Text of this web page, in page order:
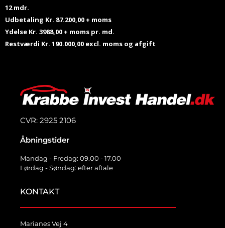
12 mdr.
Udbetaling Kr. 87.200,00 + moms
Ydelse Kr. 3988,00 + moms pr. md.
Restværdi Kr. 190.000,00 excl. moms og afgift
CVR: 2925 2106
Åbningstider
Mandag - Fredag: 09.00 - 17.00
Lørdag - Søndag: efter aftale
KONTAKT
Marianes Vej 4